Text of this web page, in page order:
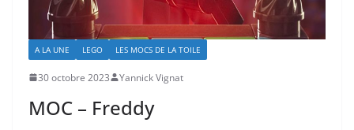
A LA UNE LEGO LES MOCS DE LA TOILE
30 octobre 2023 Yannick Vignat
MOC – Freddy